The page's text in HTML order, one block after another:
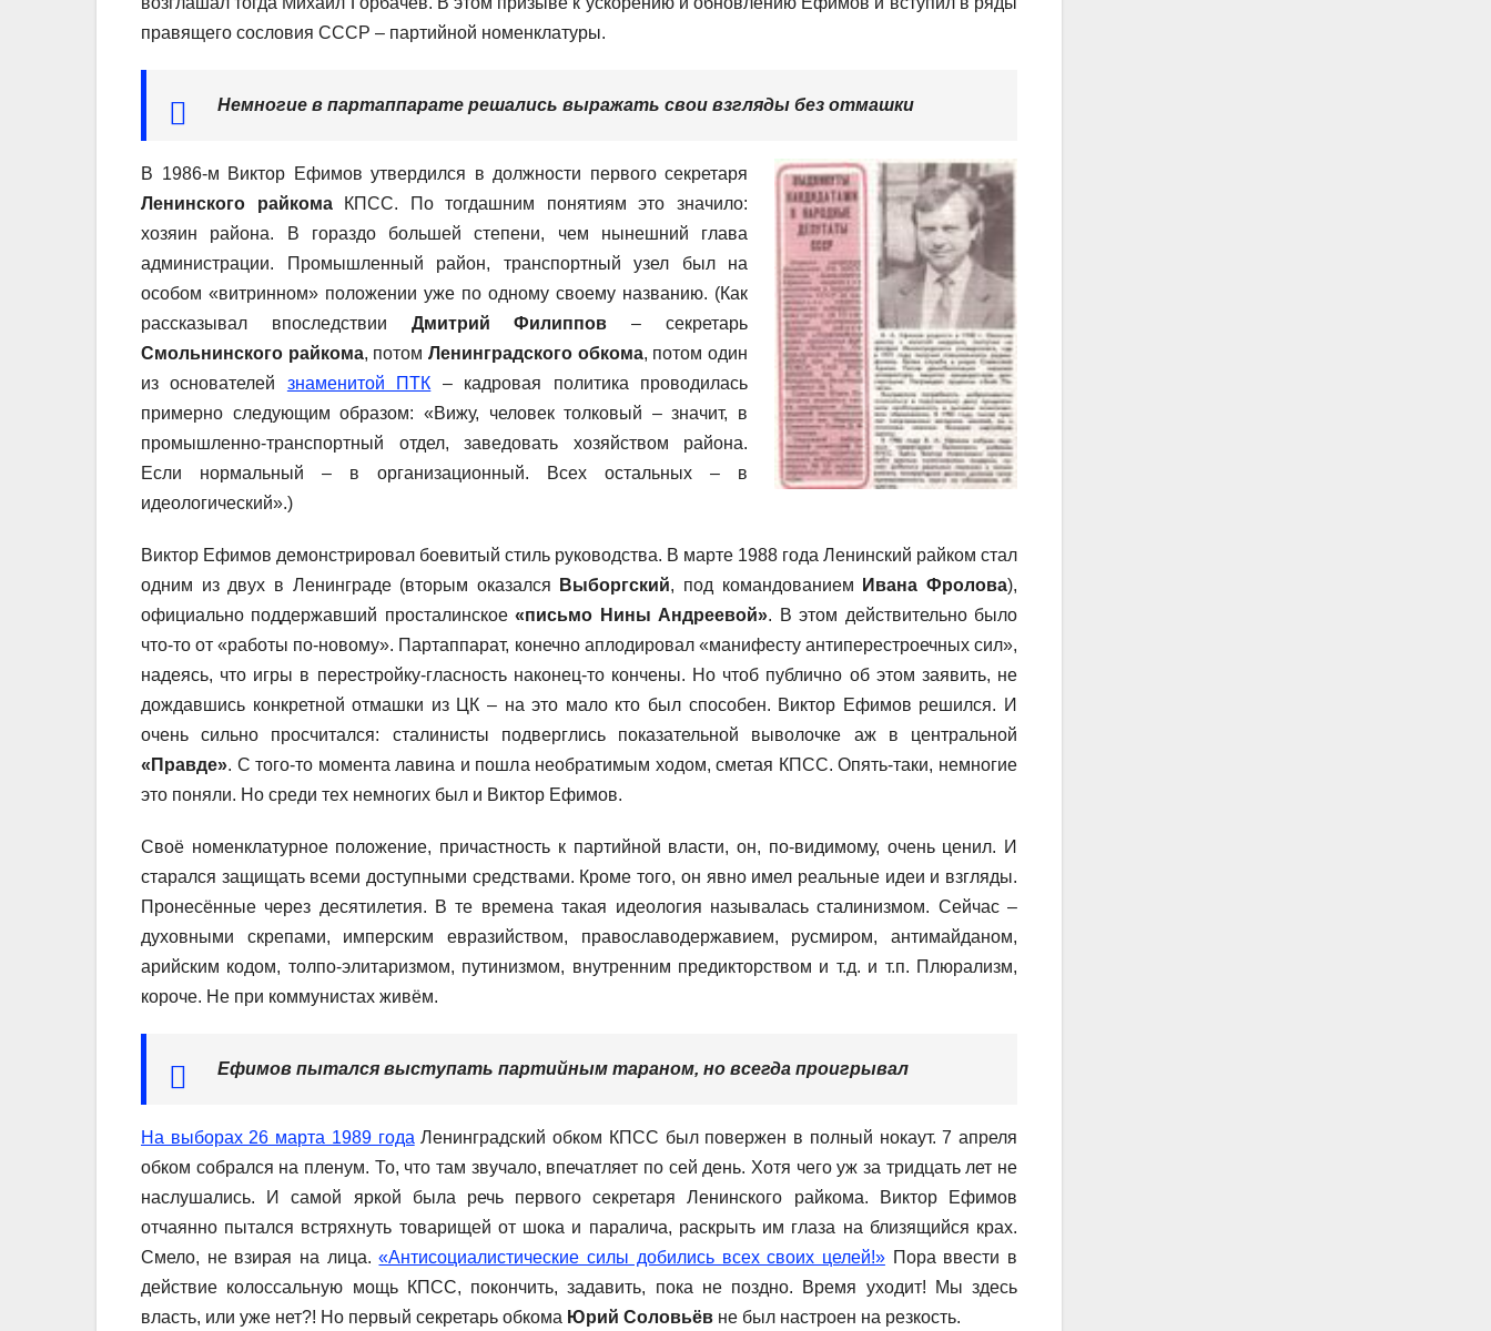
правящего сословия СССР – партийной номенклатуры.
Немногие в партаппарате решались выражать свои взгляды без отмашки
В 1986-м Виктор Ефимов утвердился в должности первого секретаря
Ленинского райкомаКПСС. По тогдашним понятиям это значило:
хозяин района. В гораздо большей степени, чем нынешний глава
администрации. Промышленный район, транспортный узел был на
особом «витринном» положении уже по одному своему названию. (Как
рассказывал впоследствии Дмитрий Филиппов – секретарь
Смольнинского райкома, потомЛенинградского обкома, потом один
из основателей знаменитой ПТК – кадровая политика проводилась
примерно следующим образом: «Вижу, человек толковый – значит, в
промышленно-транспортный отдел, заведовать хозяйством района.
Если нормальный – в организационный. Всех остальных – в
идеологический».)
Виктор Ефимов демонстрировал боевитый стиль руководства. В марте 1988 года Ленинский райком стал
одним из двух в Ленинграде (вторым оказался
Выборгский, под командованием Ивана Фролова),
официально поддержавший просталинское«письмо Нины Андреевой». В этом действительно было
что-то от «работы по-новому». Партаппарат, конечно аплодировал «манифесту антиперестроечных сил»,
надеясь, что игры в перестройку-гласность наконец-то кончены. Но чтоб публично об этом заявить, не
дождавшись конкретной отмашки из ЦК – на это мало кто был способен. Виктор Ефимов решился. И
очень сильно просчитался: сталинисты подверглись показательной выволочке аж в центральной
«Правде». С того-то момента лавина и пошла необратимым ходом, сметая КПСС. Опять-таки, немногие
это поняли. Но среди тех немногих был и Виктор Ефимов.
Своё номенклатурное положение, причастность к партийной власти, он, по-видимому, очень ценил. И
старался защищать всеми доступными средствами. Кроме того, он явно имел реальные идеи и взгляды.
Пронесённые через десятилетия. В те времена такая идеология называлась сталинизмом. Сейчас –
духовными скрепами, имперским евразийством, православодержавием, русмиром, антимайданом,
арийским кодом, толпо-элитаризмом, путинизмом, внутренним предикторством и т.д. и т.п. Плюрализм,
короче. Не при коммунистах живём.
Ефимов пытался выступать партийным тараном, но всегда проигрывал
На выборах 26 марта 1989 года Ленинградский обком КПСС был повержен в полный нокаут. 7 апреля
обком собрался на пленум. То, что там звучало, впечатляет по сей день. Хотя чего уж за тридцать лет не
наслушались. И самой яркой была речь первого секретаря Ленинского райкома. Виктор Ефимов
отчаянно пытался встряхнуть товарищей от шока и паралича, раскрыть им глаза на близящийся крах.
Смело, не взирая на лица.«Антисоциалистические силы добились всех своих целей!»Пора ввести в
действие колоссальную мощь КПСС, покончить, задавить, пока не поздно. Время уходит! Мы здесь
власть, или уже нет?! Но первый секретарь обкома Юрий Соловьёв не был настроен на резкость.